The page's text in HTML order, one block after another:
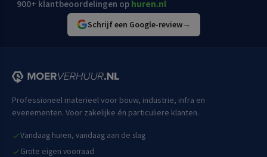
900+ klantbeoordelingen op huren.nl
Schrijf een Google-review→
Professioneel materieel voor bouw, industrie, infra en
evenementen. Voor zakelijke én particuliere klanten.
Vandaag huren, vandaag aan de slag
Grote eigen voorraad